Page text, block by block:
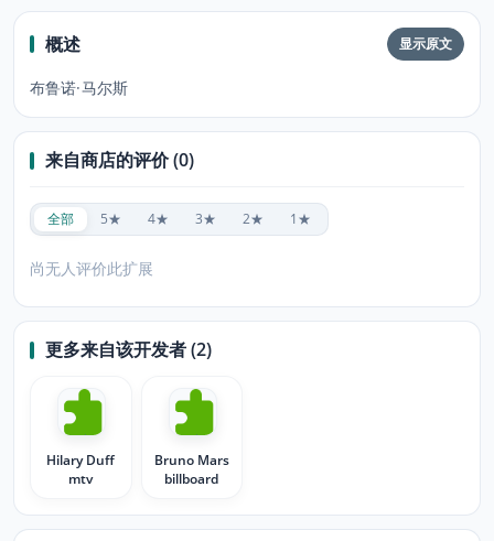
概述 显示原文
布鲁诺·马尔斯
来自商店的评价 (0)
全部 5★ 4★ 3★ 2★ 1★
尚无人评价此扩展
更多来自该开发者 (2)
Hilary Duff
mtv
Bruno Mars
billboard